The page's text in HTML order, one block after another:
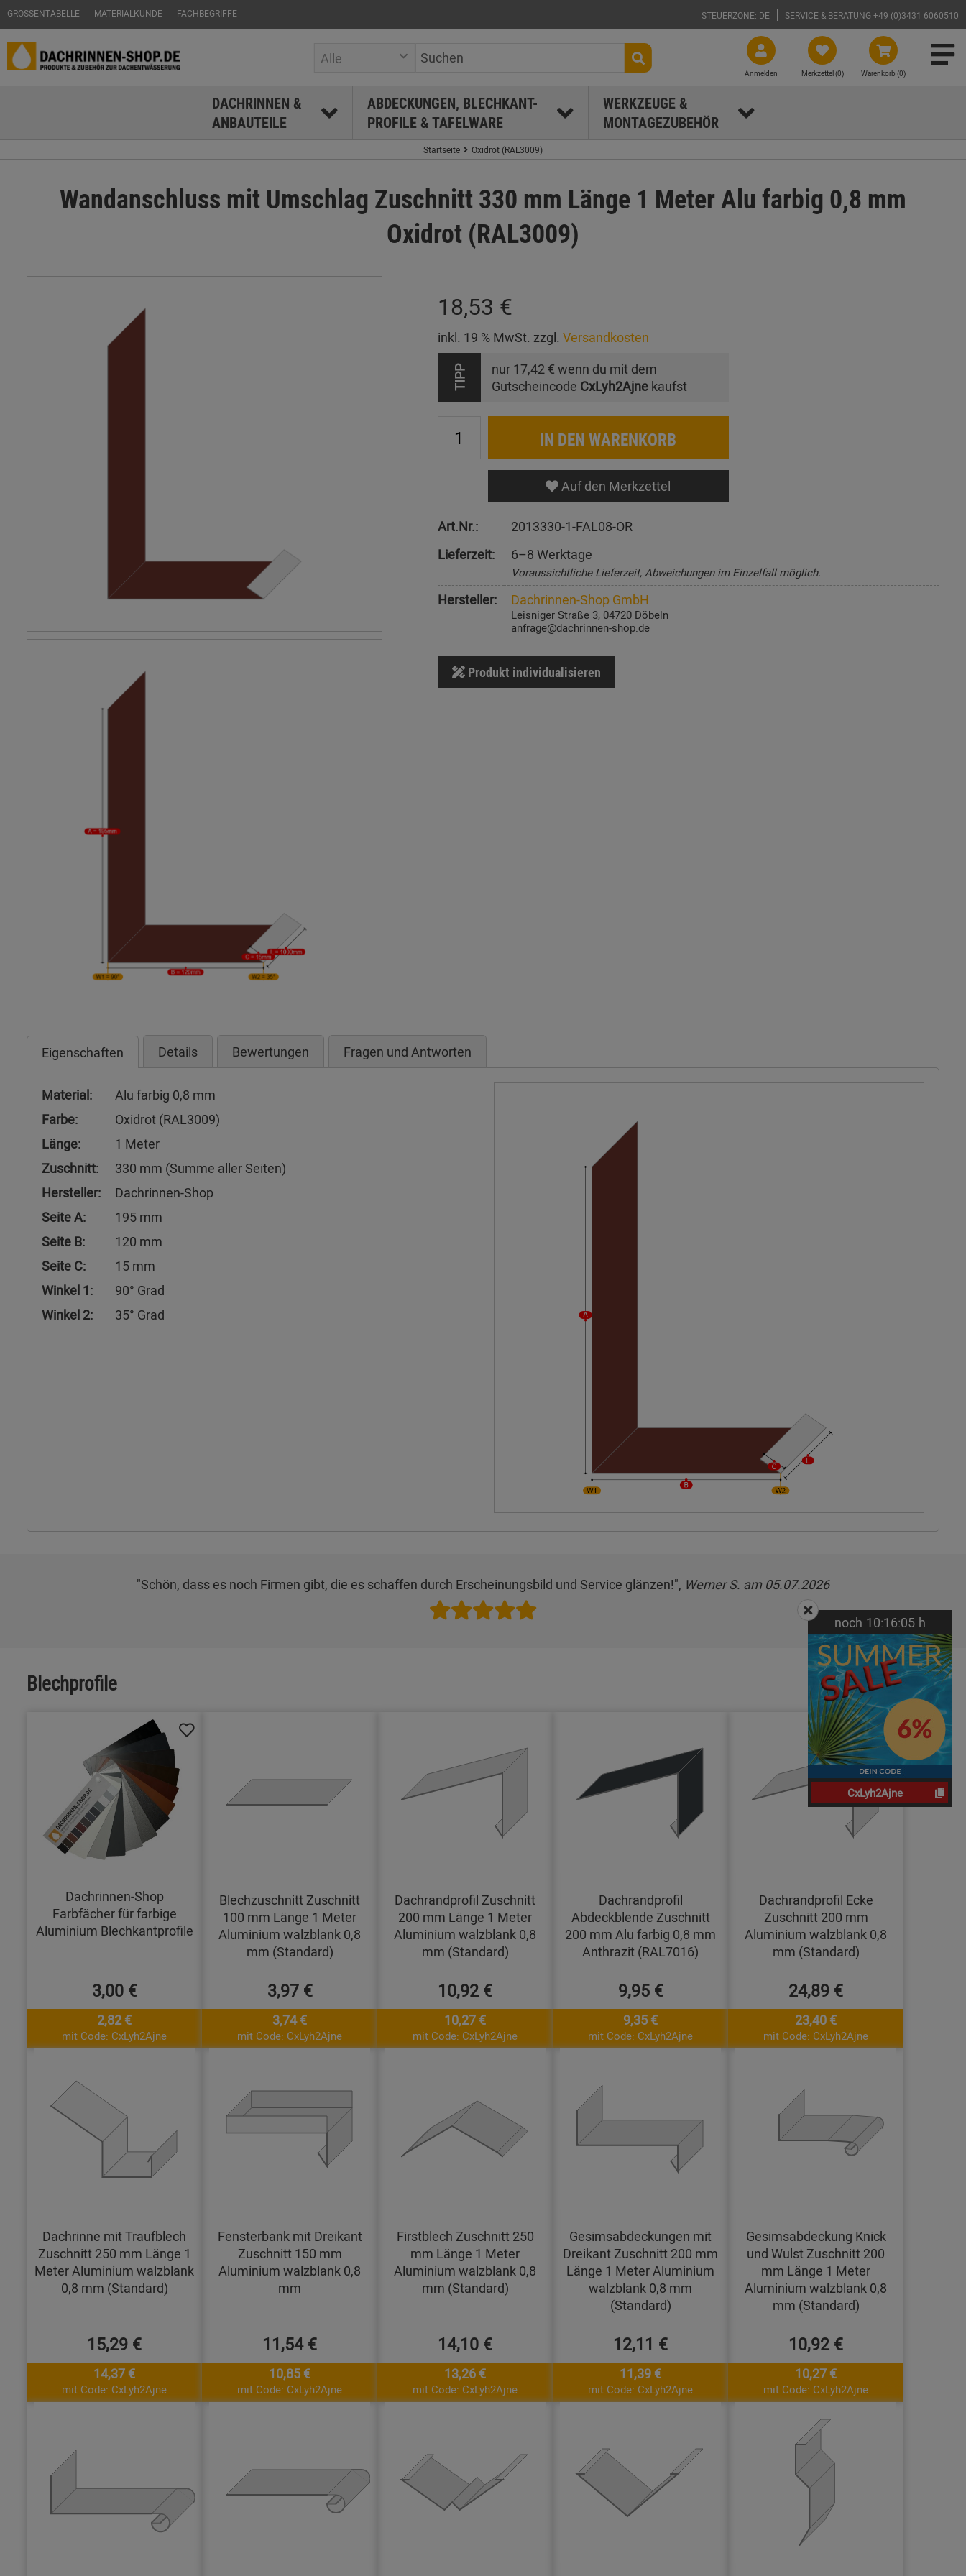
GRÖSSENTABELLE MATERIALKUNDE FACHBEGRIFFE STEUERZONE: DE SERVICE & BERATUNG +49 (0)3431 6060510
Warenkorb (0)
Merkzettel (0)
Anmelden
Alle
DACHRINNEN &
ANBAUTEILE
ABDECKUNGEN, BLECHKANT-
PROFILE & TAFELWARE
WERKZEUGE &
MONTAGEZUBEHÖR
Startseite Oxidrot (RAL3009)
Wandanschluss mit Umschlag Zuschnitt 330 mm Länge 1 Meter Alu farbig 0,8 mm
Oxidrot (RAL3009)
18,53 €
inkl. 19 % MwSt. zzgl. Versandkosten
TIPP nur 17,42 € wenn du mit dem
Gutscheincode CxLyh2Ajnekaufst
IN DEN WARENKORB
Auf den Merkzettel
Art.Nr.:
2013330-1-FAL08-OR
Lieferzeit:
6–8 Werktage
Voraussichtliche Lieferzeit, Abweichungen im Einzelfall möglich.
Hersteller: Dachrinnen-Shop GmbH
Leisniger Straße 3, 04720 Döbeln
anfrage@dachrinnen-shop.de
Produkt individualisieren
Eigenschaften Details Bewertungen Fragen und Antworten
Material:
Alu farbig 0,8 mm
Farbe:
Oxidrot (RAL3009)
Länge:
1 Meter
Zuschnitt:
330 mm (Summe aller Seiten)
Hersteller:
Dachrinnen-Shop
Seite A:
195 mm
Seite B:
120 mm
Seite C:
15 mm
Winkel 1:
90° Grad
Winkel 2:
35° Grad
"Schön, dass es noch Firmen gibt, die es schaffen durch Erscheinungsbild und Service glänzen!", Werner S. am 05.07.2026
Blechprofile
Dachrinnen-Shop
Farbfächer für farbige
Aluminium Blechkantprofile
3,00 €
2,82 €
mit Code: CxLyh2Ajne
Blechzuschnitt Zuschnitt
100 mm Länge 1 Meter
Aluminium walzblank 0,8
mm (Standard)
3,97 €
3,74 €
mit Code: CxLyh2Ajne
Dachrandprofil Zuschnitt
200 mm Länge 1 Meter
Aluminium walzblank 0,8
mm (Standard)
10,92 €
10,27 €
mit Code: CxLyh2Ajne
Dachrandprofil
Abdeckblende Zuschnitt
200 mm Alu farbig 0,8 mm
Anthrazit (RAL7016)
9,95 €
9,35 €
mit Code: CxLyh2Ajne
Dachrandprofil Ecke
Zuschnitt 200 mm
Aluminium walzblank 0,8
mm (Standard)
24,89 €
23,40 €
mit Code: CxLyh2Ajne
Dachrinne mit Traufblech
Zuschnitt 250 mm Länge 1
Meter Aluminium walzblank
0,8 mm (Standard)
15,29 €
14,37 €
mit Code: CxLyh2Ajne
Fensterbank mit Dreikant
Zuschnitt 150 mm
Aluminium walzblank 0,8
mm
11,54 €
10,85 €
mit Code: CxLyh2Ajne
Firstblech Zuschnitt 250
mm Länge 1 Meter
Aluminium walzblank 0,8
mm (Standard)
14,10 €
13,26 €
mit Code: CxLyh2Ajne
Gesimsabdeckungen mit
Dreikant Zuschnitt 200 mm
Länge 1 Meter Aluminium
walzblank 0,8 mm
(Standard)
12,11 €
11,39 €
mit Code: CxLyh2Ajne
Gesimsabdeckung Knick
und Wulst Zuschnitt 200
mm Länge 1 Meter
Aluminium walzblank 0,8
mm (Standard)
10,92 €
10,27 €
mit Code: CxLyh2Ajne
noch 10:16:04 h
CxLyh2Ajne